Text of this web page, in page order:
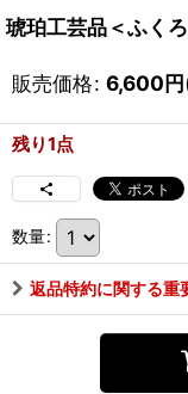
琥珀工芸品＜ふく
販売価格: 6,600円
残り1点
数量:
返品特約に関する重